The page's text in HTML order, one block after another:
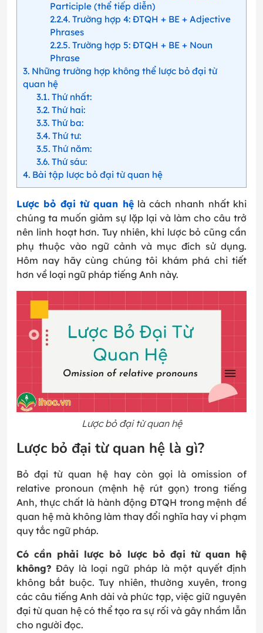
Participle (thể tiếp diễn)
2.2.4Trường hợp 4: ĐTQH + BE + Adjective
Phrases
2.2.5Trường hợp 5: ĐTQH + BE + Noun
Phrase
3 Những trường hợp không thể lược bỏ đại từ
quan hệ
3.1Thứ nhất:
3.2Thứ hai:
3.3Thứ ba:
3.4Thứ tư:
3.5Thứ năm:
3.6Thứ sáu:
4 Bài tập lược bỏ đại từ quan hệ
Lược bỏ đại từ quan hệlà cách nhanh nhất khi
chúng ta muốn giảm sự lặp lại và làm cho câu trở
nên linh hoạt hơn. Tuy nhiên, khi lược bỏ cũng cần
phụ thuộc vào ngữ cảnh và mục đích sử dụng.
Hôm nay hãy cùng chúng tôi khám phá chi tiết
hơn về loại ngữ pháp tiếng Anh này.
Lược bỏ đại từ quan hệ
Lược bỏ đại từ quan hệ là gì?
Bỏ đại từ quan hệ hay còn gọi là omission of
relative pronoun (mệnh hệ rút gọn) trong tiếng
Anh, thực chất là hành động ĐTQH trong mệnh đề
quan hệ mà không làm thay đổi nghĩa hay vi phạm
quy tắc ngữ pháp.
Có cần phải lược bỏ lược bỏ đại từ quan hệ
không? Đây là loại ngữ pháp là một quyết định
không bắt buộc. Tuy nhiên, thường xuyên, trong
các câu tiếng Anh dài và phức tạp, việc giữ nguyên
đại từ quan hệ có thể tạo ra sự rối và gây nhầm lẫn
cho người đọc.